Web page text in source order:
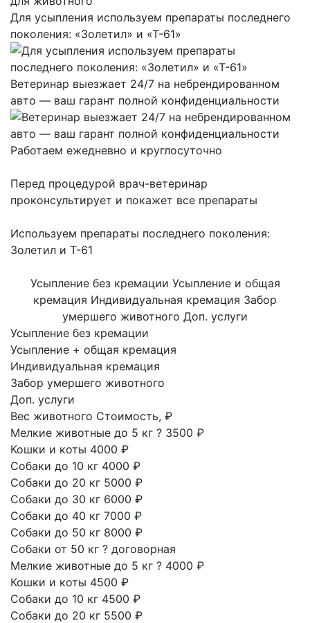
Для усыпления используем препараты последнего
поколения: «Золетил» и «Т-61»
Ветеринар выезжает 24/7 на небрендированном
авто — ваш гарант полной конфиденциальности
Работаем ежедневно и круглосуточно
Перед процедурой врач-ветеринар
проконсультирует и покажет все препараты
Используем препараты последнего поколения:
Золетил и Т-61
Усыпление без кремации Усыпление и общая
кремация Индивидуальная кремация Забор
умершего животного Доп. услуги
Усыпление без кремации
Усыпление + общая кремация
Индивидуальная кремация
Забор умершего животного
Доп. услуги
Вес животного Стоимость, ₽
Мелкие животные до 5 кг ? 3500 ₽
Кошки и коты 4000 ₽
Собаки до 10 кг 4000 ₽
Собаки до 20 кг 5000 ₽
Собаки до 30 кг 6000 ₽
Собаки до 40 кг 7000 ₽
Собаки до 50 кг 8000 ₽
Собаки от 50 кг ? договорная
Мелкие животные до 5 кг ? 4000 ₽
Кошки и коты 4500 ₽
Собаки до 10 кг 4500 ₽
Собаки до 20 кг 5500 ₽